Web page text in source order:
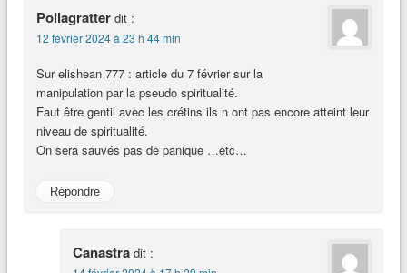
Poilagratter dit :
12 février 2024 à 23 h 44 min
Sur elishean 777 : article du 7 février sur la
manipulation par la pseudo spiritualité.
Faut être gentil avec les crétins ils n ont pas encore atteint leur
niveau de spiritualité.
On sera sauvés pas de panique …etc…
Répondre
Canastra dit :